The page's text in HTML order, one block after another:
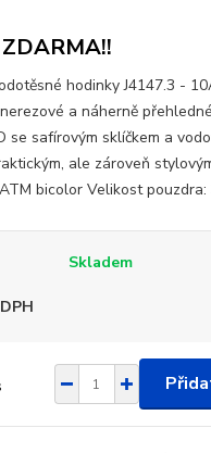
hodinky J4147.3 -
a náherně
se safírovým sklíčkem a
ale zároveň
bicolor Velikost pouzdra:
Skladem